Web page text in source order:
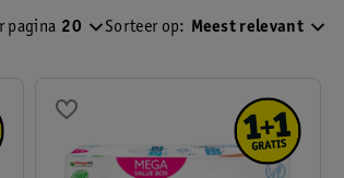
pagina 20 Sorteer op: Meest relevant